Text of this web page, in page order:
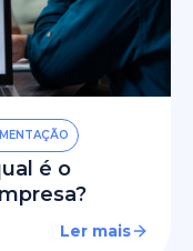
é o
Ler mais